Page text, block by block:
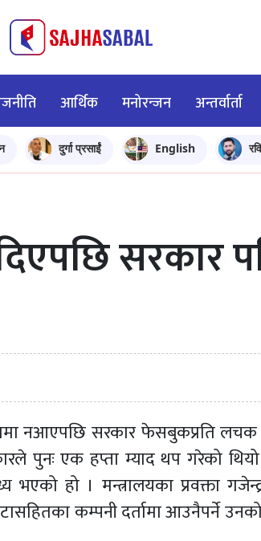
आर्थिक मनोरन्जन अन्तर्वार्ता
दुर्गा प्रसाईं English
सरकार
नआएपछि सरकार फेसबुकप्रति
एक हप्ता म्याद थप गरेको
हो । मन्त्रालयका प्रवक्ता
कम्पनी दर्तामा आउनैपर्ने